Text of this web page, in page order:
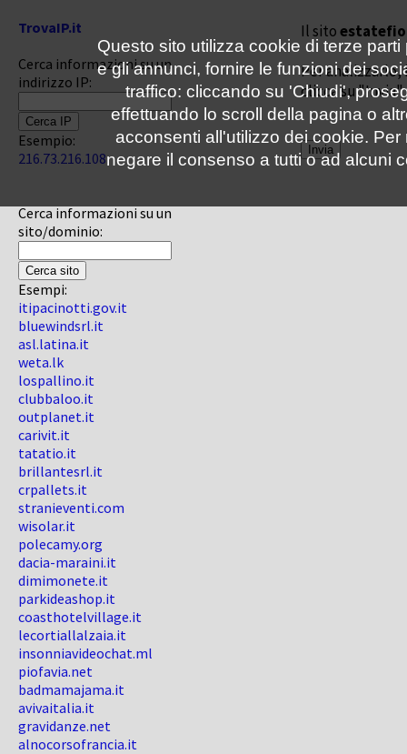
TrovaIP.it
Cerca informazioni su un
indirizzo IP:
Esempio:
216.73.216.108
Cerca informazioni su un
sito/dominio:
Esempi:
itipacinotti.gov.it
bluewindsrl.it
asl.latina.it
weta.lk
lospallino.it
clubbaloo.it
outplanet.it
carivit.it
tatatio.it
brillantesrl.it
crpallets.it
stranieventi.com
wisolar.it
polecamy.org
dacia-maraini.it
dimimonete.it
parkideashop.it
coasthotelvillage.it
lecortiallalzaia.it
insonniavideochat.ml
piofavia.net
badmamajama.it
avivaitalia.it
gravidanze.net
alnocorsofrancia.it
Il sito
Per
clicca su "Invia"
Questo sito utilizza cookie di terze
e gli annunci, fornire le funzioni dei
traffico: cliccando su 'Chiudi',
effettuando lo scroll della pagina o
acconsenti all'utilizzo dei cookie.
negare il consenso a tutti o ad alcuni